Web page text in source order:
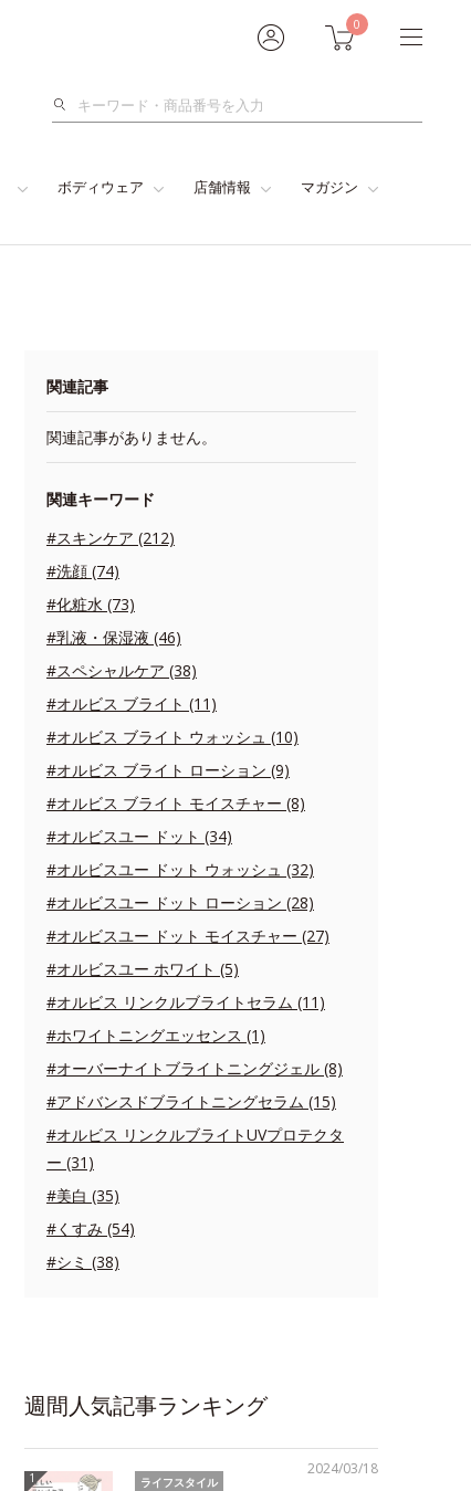
0
検
ボディウェア 店舗情報 マガジン
関連記事
関連記事がありません。
関連キーワード
#スキンケア (212)
#洗顔 (74)
#化粧水 (73)
#乳液・保湿液 (46)
#スペシャルケア (38)
#オルビス ブライト (11)
#オルビス ブライト ウォッシュ (10)
#オルビス ブライト ローション (9)
#オルビス ブライト モイスチャー (8)
#オルビスユー ドット (34)
#オルビスユー ドット ウォッシュ (32)
#オルビスユー ドット ローション (28)
#オルビスユー ドット モイスチャー (27)
#オルビスユー ホワイト (5)
#オルビス リンクルブライトセラム (11)
#ホワイトニングエッセンス (1)
#オーバーナイトブライトニングジェル (8)
#アドバンスドブライトニングセラム (15)
#オルビス リンクルブライトUVプロテクタ
ー (31)
#美白 (35)
#くすみ (54)
#シミ (38)
週間人気記事ランキング
2024/03/18
ライフスタイル